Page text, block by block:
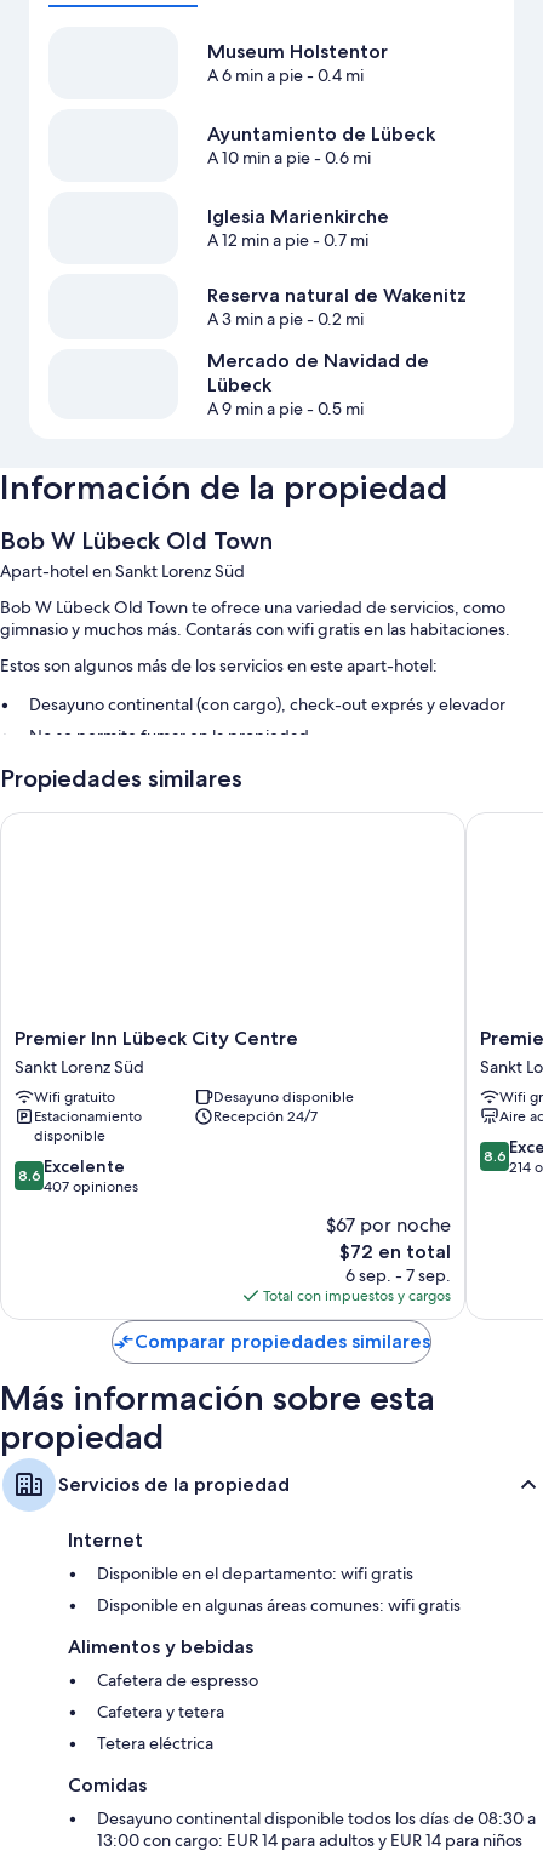
Museum Holstentor
A 6 min a pie- 0.4 mi
Ayuntamiento de Lübeck
A 10 min a pie- 0.6 mi
Iglesia Marienkirche
A 12 min a pie- 0.7 mi
Reserva natural de Wakenitz
A 3 min a pie- 0.2 mi
Mercado de Navidad de
Lübeck
A 9 min a pie- 0.5 mi
Información de la propiedad
Bob W Lübeck Old Town
Apart-hotel en Sankt Lorenz Süd
Bob W Lübeck Old Town te ofrece una variedad de servicios, como
gimnasio y muchos más. Contarás con wifi gratis en las habitaciones.
Estos son algunos más de los servicios en este apart-hotel:
Desayuno continental (con cargo), check-out exprés y elevador
No se permite fumar en la propiedad
Características de la habitación
Todas las habitaciones de Bob W Lübeck Old Town tienen amenidades
Propiedades similares
Premier
Inn
Lübeck
City
Centre
Sankt
Lorenz
Süd
Premier Inn Lübeck City Centre
Sankt Lorenz Süd
Wifi gratuito
Desayuno disponible
Estacionamiento
disponible
Recepción 24/7
8.6
de
8.6 Excelente
407 opiniones
$67 por noche
El
precio
actual
es
de
$72
$72 en total
6 sep. - 7 sep.
Total con impuestos y cargos
Premier Inn Lübeck City Centre
Premier
Inn
Lübeck
City
Sankt
Lorenz
Sankt
Wifi
Aire
8.6
de
8.6
214
Premier
Comparar propiedades similares
Más información sobre esta
propiedad
Servicios de la propiedad
Internet
Disponible en el departamento: wifi gratis
Disponible en algunas áreas comunes: wifi gratis
Alimentos y bebidas
Cafetera de espresso
Cafetera y tetera
Tetera eléctrica
Comidas
Desayuno continental disponible todos los días de 08:30 a
13:00 con cargo: EUR 14 para adultos y EUR 14 para niños